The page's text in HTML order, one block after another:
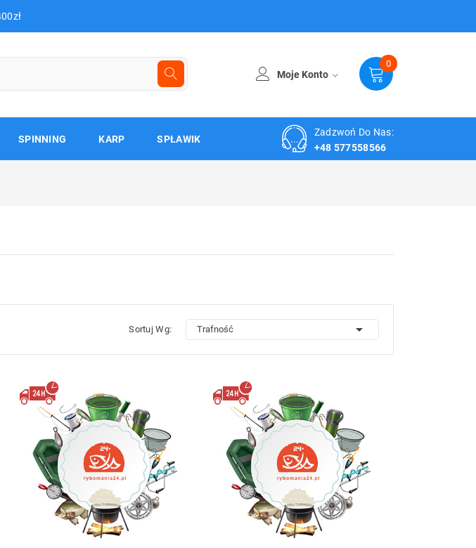
0
Moje Konto
SPINNING KARP SPŁAWIK
Zadzwoń Do Nas:
+48 577558566
Sortuj Wg: Trafność 